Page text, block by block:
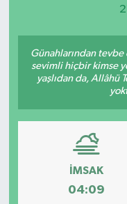
Günahlarından tevbe
sevimli hiçbir kimse
yaşlıdan da, Allâhü
İMSAK
04:09
Son Dakika